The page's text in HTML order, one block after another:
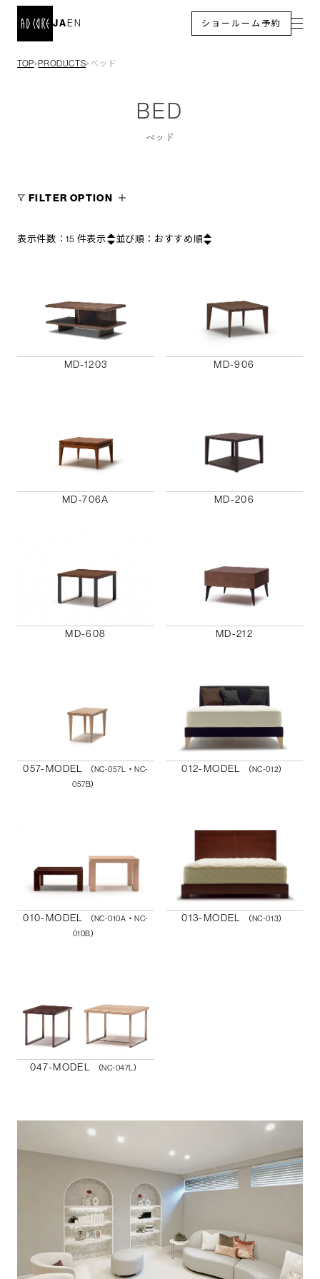
EN
JA ショールーム予約
TOP＞PRODUCTS＞ ベッド
BED
ベッド
FILTER OPTION
表示件数：15 件表示 並び順： おすすめ順
MD-1203 MD-906
MD-706A MD-206
MD-608 MD-212
057-MODEL
（NC-057L・NC-
057B）
012-MODEL （NC-012）
010-MODEL
（NC-010A・NC-
010B）
013-MODEL （NC-013）
047-MODEL （NC-047L）